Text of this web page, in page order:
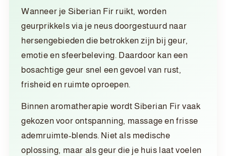
Wanneer je Siberian Fir ruikt, worden
geurprikkels via je neus doorgestuurd naar
hersengebieden die betrokken zijn bij geur,
emotie en sfeerbeleving. Daardoor kan een
bosachtige geur snel een gevoel van rust,
frisheid en ruimte oproepen.
Binnen aromatherapie wordt Siberian Fir vaak
gekozen voor ontspanning, massage en frisse
ademruimte-blends. Niet als medische
oplossing, maar als geur die je huis laat voelen